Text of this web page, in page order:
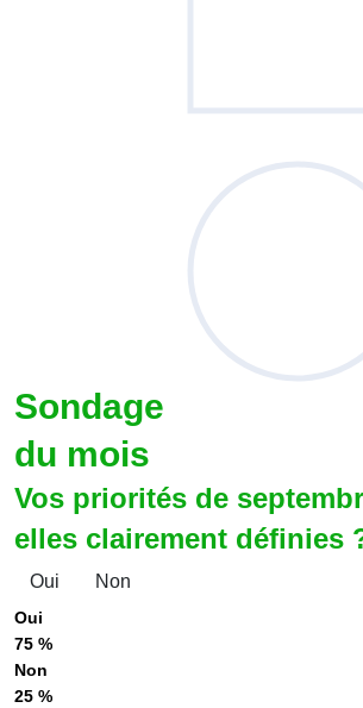
Sondage
du mois
Vos priorités de
elles clairement définies
Oui Non
Oui
75 %
Non
25 %